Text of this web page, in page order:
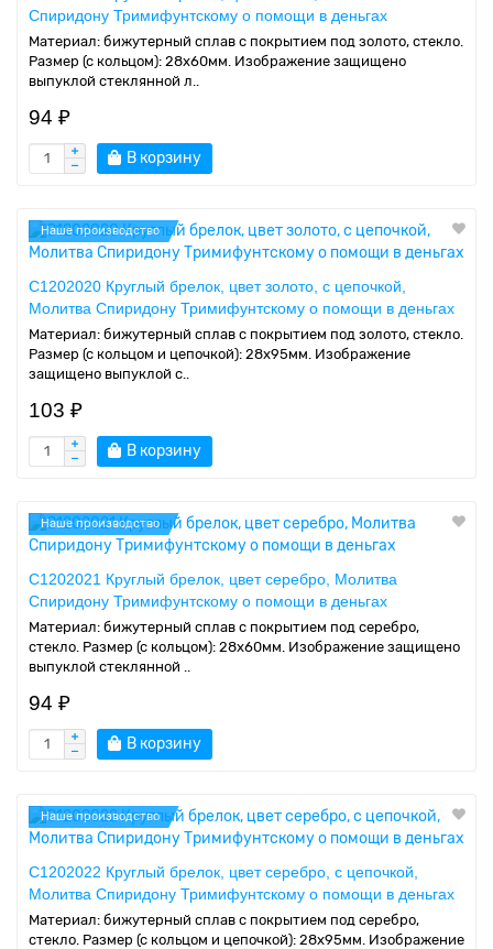
Спиридону Тримифунтскому о помощи в деньгах
Материал: бижутерный сплав с покрытием под золото, стекло.
Размер (с кольцом): 28х60мм. Изображение защищено
выпуклой стеклянной л..
94 ₽
В корзину
Наше производство
C1202020 Круглый брелок, цвет золото, с цепочкой,
Молитва Спиридону Тримифунтскому о помощи в деньгах
Материал: бижутерный сплав с покрытием под золото, стекло.
Размер (с кольцом и цепочкой): 28х95мм. Изображение
защищено выпуклой с..
103 ₽
В корзину
Наше производство
C1202021 Круглый брелок, цвет серебро, Молитва
Спиридону Тримифунтскому о помощи в деньгах
Материал: бижутерный сплав с покрытием под серебро,
стекло. Размер (с кольцом): 28х60мм. Изображение защищено
выпуклой стеклянной ..
94 ₽
В корзину
Наше производство
C1202022 Круглый брелок, цвет серебро, с цепочкой,
Молитва Спиридону Тримифунтскому о помощи в деньгах
Материал: бижутерный сплав с покрытием под серебро,
стекло. Размер (с кольцом и цепочкой): 28х95мм. Изображение